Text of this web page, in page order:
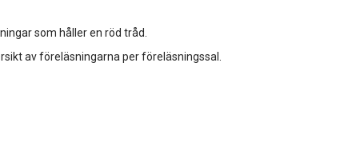
som håller en röd tråd.
av föreläsningarna per föreläsningssal.